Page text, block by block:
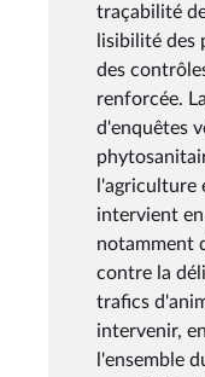
traçabilité
lisibilité des
des
renforcée.
d'enquêtes
l'agriculture
intervient
notamment
contre la
trafics
intervenir,
l'ensemble